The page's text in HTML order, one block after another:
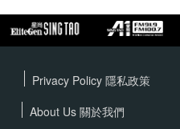
Privacy Policy 隱私政策
About Us 關於我們